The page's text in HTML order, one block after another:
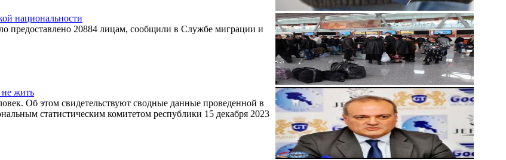
национальности
предоставлено 20884 лицам, сообщили в Службе миграции и
жить
Об этом свидетельствуют сводные данные проведенной в
статистическим комитетом республики 15 декабря 2023